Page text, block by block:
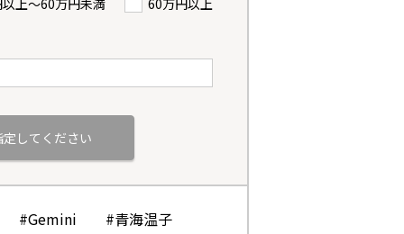
上〜60万円未満 60万円以上
#Gemini #青海温子